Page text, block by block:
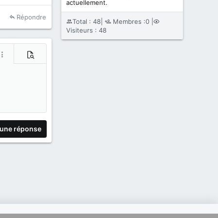
Répondre
d'options…
Prévisualisation
réponse
actuellement.
Total : 48|
Membres :0 |
Visiteurs : 48